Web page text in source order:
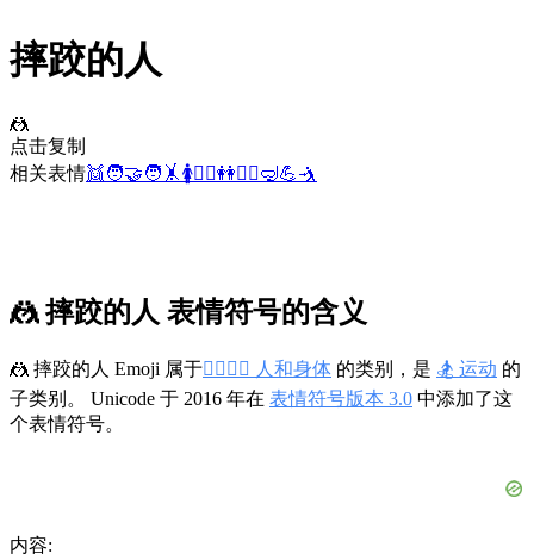
摔跤的人
🤼
点击复制
相关表情👯🧑‍🤝‍🧑 🤸 🚺🤼‍♂️👭🤼‍♀️🤿💪🤺
🤼 摔跤的人 表情符号的含义
🤼 摔跤的人 Emoji 属于👩‍❤️‍💋‍👨 人和身体 的类别，是 🏂 运动 的
子类别。 Unicode 于 2016 年在 表情符号版本 3.0 中添加了这
个表情符号。
内容: